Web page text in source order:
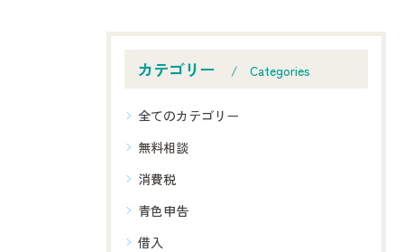
カテゴリー Categories
全てのカテゴリー
無料相談
消費税
青色申告
借入